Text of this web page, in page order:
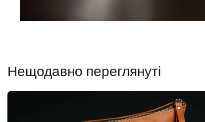
Нещодавно переглянуті